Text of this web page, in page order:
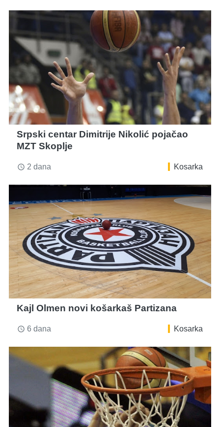
Srpski centar Dimitrije Nikolić pojačao
MZT Skoplje
access_time 2 dana Kosarka
Kajl Olmen novi košarkaš Partizana
access_time 6 dana Kosarka